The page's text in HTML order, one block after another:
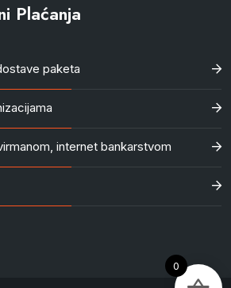
Plaćanja
paketa
internet bankarstvom
0